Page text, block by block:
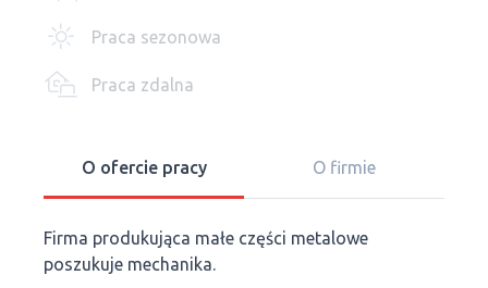
Praca sezonowa
Praca zdalna
O ofercie pracy O firmie
Firma produkująca małe części metalowe
poszukuje mechanika.